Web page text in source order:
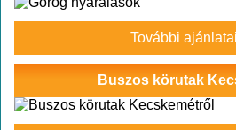
További
Buszos körutak